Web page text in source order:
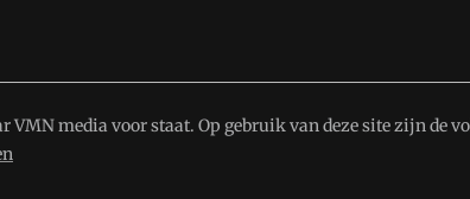
VMN media voor staat. Op gebruik van deze site zijn de